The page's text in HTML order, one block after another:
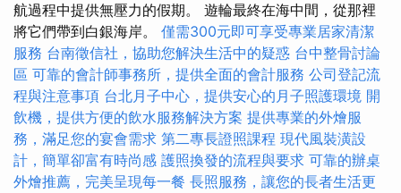
航過程中提供無壓力的假期。 遊輪最終在海中間，從那裡
將它們帶到白銀海岸。 僅需300元即可享受專業居家清潔
服務 台南徵信社，協助您解決生活中的疑惑 台中整骨討論
區 可靠的會計師事務所，提供全面的會計服務 公司登記流
程與注意事項 台北月子中心，提供安心的月子照護環境 開
飲機，提供方便的飲水服務解決方案 提供專業的外燴服
務，滿足您的宴會需求 第二專長證照課程 現代風裝潢設
計，簡單卻富有時尚感 護照換發的流程與要求 可靠的辦桌
外燴推薦，完美呈現每一餐 長照服務，讓您的長者生活更